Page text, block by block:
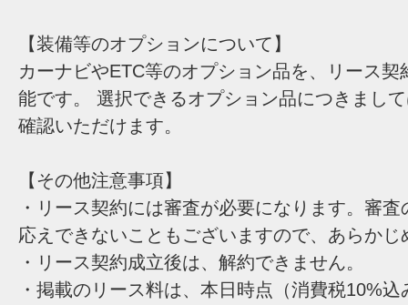
【装備等のオプションについて】
カーナビやETC等のオプション品を、リース契
能です。 選択できるオプション品につきまし
確認いただけます。
【その他注意事項】
・リース契約には審査が必要になります。審
応えできないこともございますので、あらか
・リース契約成立後は、解約できません。
・掲載のリース料は、本日時点（消費税10%